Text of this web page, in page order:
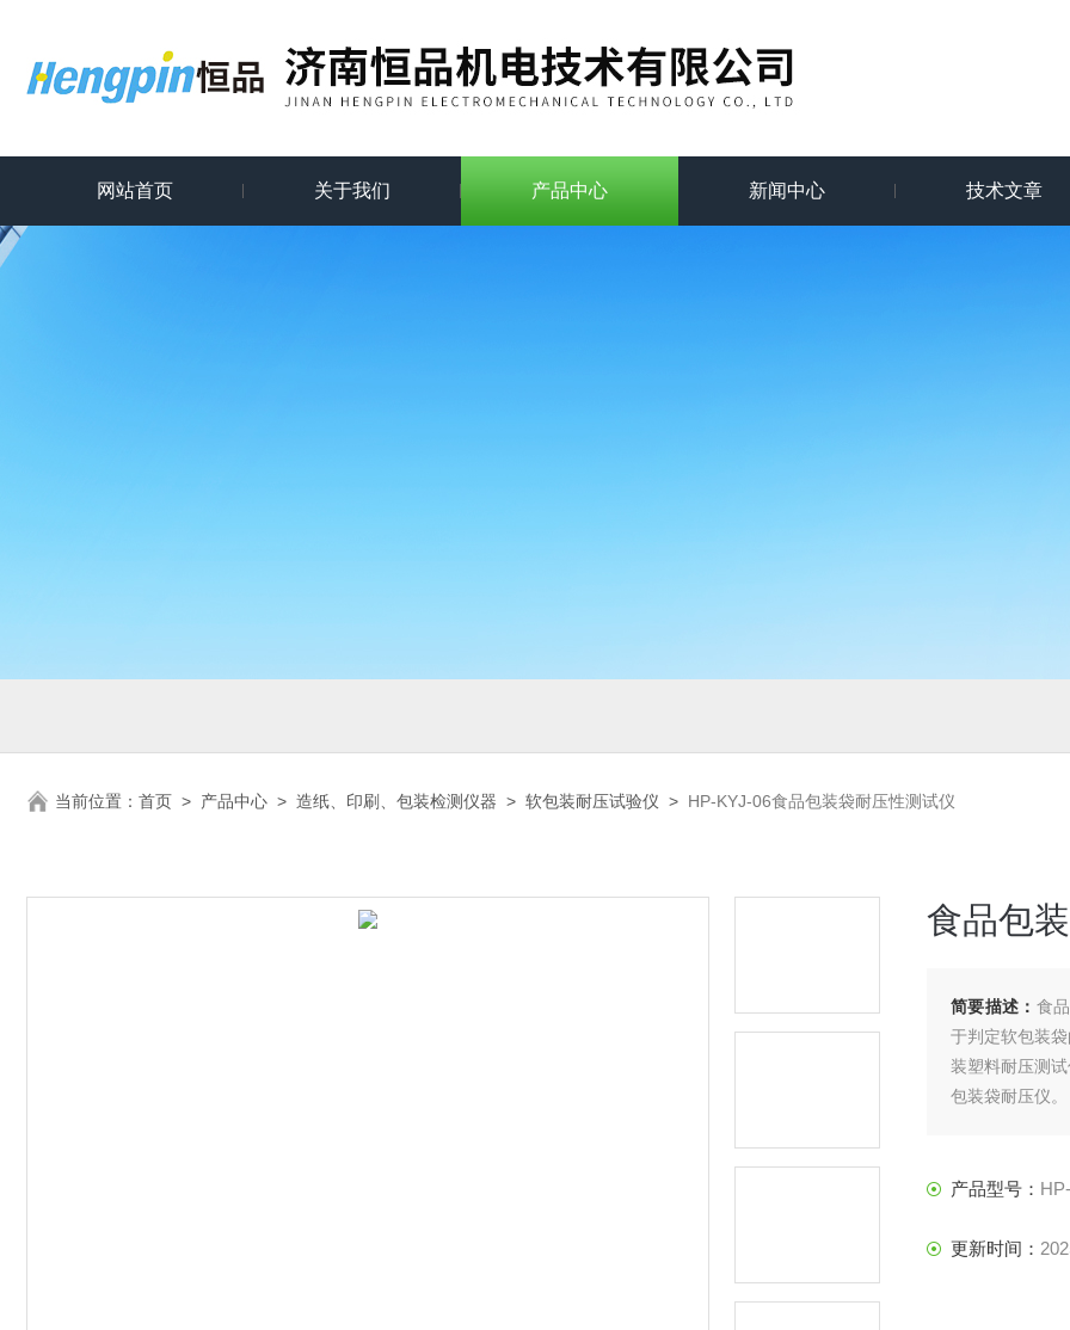
网站首页 关于我们 产品中心 新闻中心 技术文章
当前位置： 首页 > 产品中心 > 造纸、印刷、包装检测仪器 > 软包装耐压试验仪 > HP-KYJ-06食品包装袋耐压性测试仪
食品包
简要描述： 食
于判定软包装
装塑料耐压测
包装袋耐压仪。
产品型号：
更新时间：